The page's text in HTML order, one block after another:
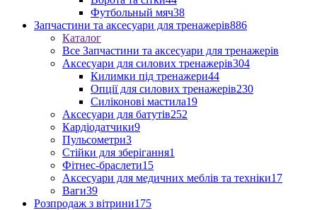
Футбольный мяч38
Запчастини та аксесуари для тренажерів886
Каталог
Все Запчастини та аксесуари для тренажерів
Аксесуари для силових тренажерів304
Килимки під тренажери44
Опції для силових тренажерів230
Силіконові мастила19
Аксесуари для батутів252
Кардіодатчики9
Пульсометри3
Стійки для зберігання1
Фітнес-браслети15
Аксесуари для медичних меблів та техніки17
Ваги39
Розпродаж з вітрини175